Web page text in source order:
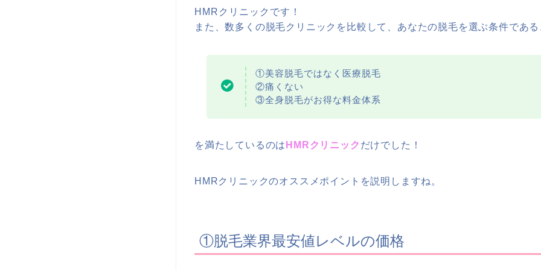
HMRクリニックです！
また、数多くの脱毛クリニックを比較して、あなたの脱毛を選ぶ条件であ
①美容脱毛ではなく医療脱毛
②痛くない
③全身脱毛がお得な料金体系
を満たしているのは HMRクリニック だけでした！
HMRクリニックのオススメポイントを説明しますね。
①脱毛業界最安値レベルの価格